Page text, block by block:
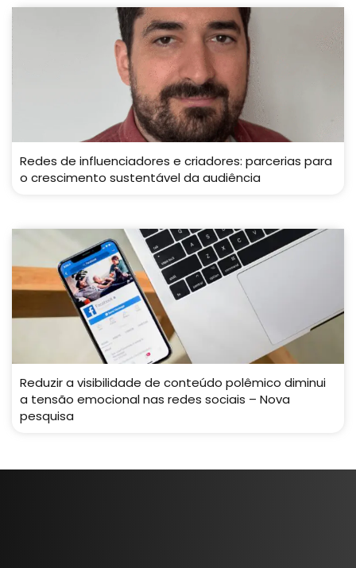
Redes de influenciadores e criadores: parcerias para
o crescimento sustentável da audiência
Reduzir a visibilidade de conteúdo polêmico diminui
a tensão emocional nas redes sociais – Nova
pesquisa